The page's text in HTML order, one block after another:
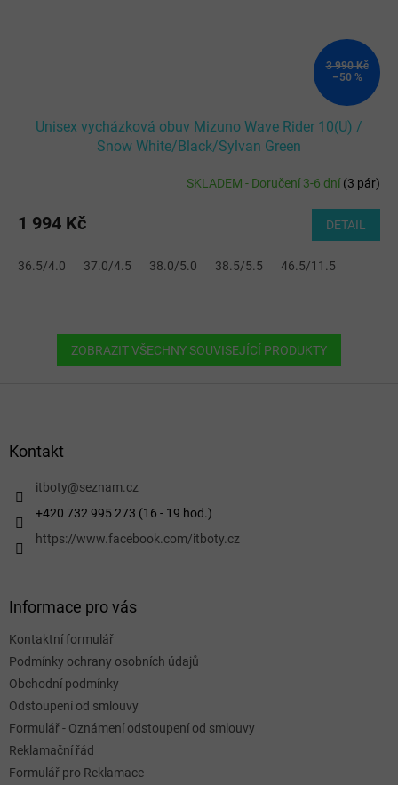
3 990 Kč
–50 %
Unisex vycházková obuv Mizuno Wave Rider 10(U) /
Snow White/Black/Sylvan Green
SKLADEM - Doručení 3-6 dní(3 pár)
1 994 Kč DETAIL
36.5/4.0 37.0/4.5 38.0/5.0 38.5/5.5 46.5/11.5
ZOBRAZIT VŠECHNY SOUVISEJÍCÍ PRODUKTY
Kontakt
itboty@seznam.cz
+420 732 995 273 (16 - 19 hod.)
https://www.facebook.com/itboty.cz
Informace pro vás
Kontaktní formulář
Podmínky ochrany osobních údajů
Obchodní podmínky
Odstoupení od smlouvy
Formulář - Oznámení odstoupení od smlouvy
Reklamační řád
Formulář pro Reklamace